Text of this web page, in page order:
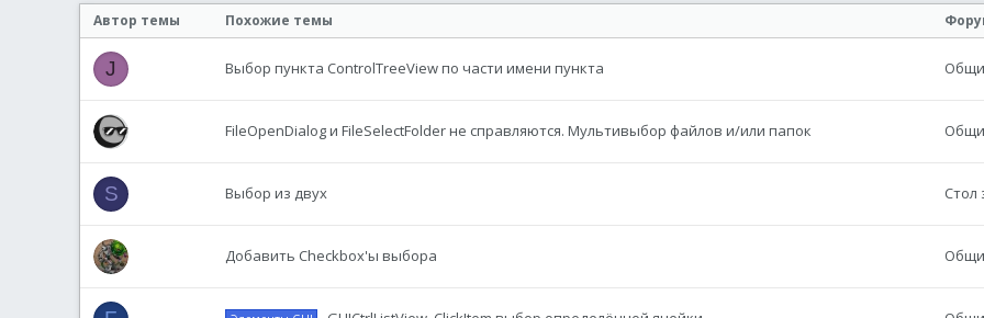
Автор темы Похожие темы
J Выбор пункта ControlTreeView по части имени пункта
FileOpenDialog и FileSelectFolder не справляются. Мультивыбор файлов и/или папок
S Выбор из двух Стол
Добавить Checkbox'ы выбора